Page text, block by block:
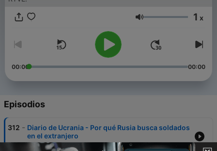
Volumen 1 x
00:00 00:00
Episodios
312 - Diario de Ucrania - Por qué Rusia busca soldados
en el extranjero
01 jul. 2026